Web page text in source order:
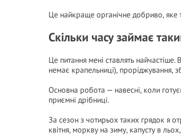
Це найкраще органічне добриво, яке
Скільки часу займає
Це питання мені ставлять
немає крапельниці),
Основна робота — навесні, коли
приємні дрібниці.
За сезон з чотирьох таких грядок я
квітня, моркву на зиму, капусту в